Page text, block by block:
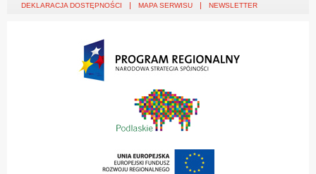
DEKLARACJA DOSTĘPNOŚCI MAPA SERWISU NEWSLETTER